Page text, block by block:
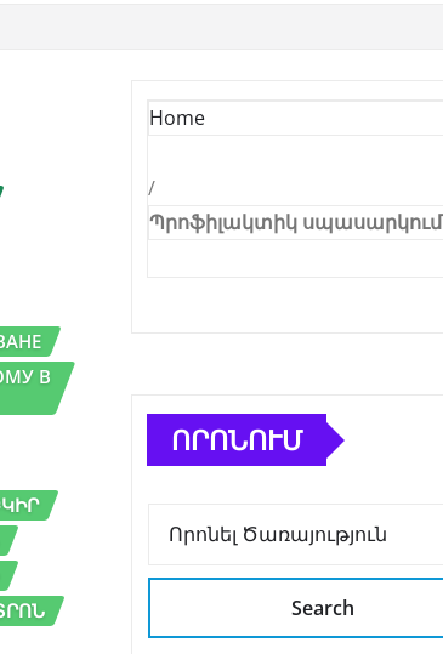
В
Home
/
Պրոֆիլակտիկ սպասարկում
ՈՐՈՆՈՒՄ
Search